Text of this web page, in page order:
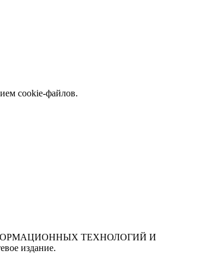
cookie-файлов.
ИНФОРМАЦИОННЫХ ТЕХНОЛОГИЙ И
издание.